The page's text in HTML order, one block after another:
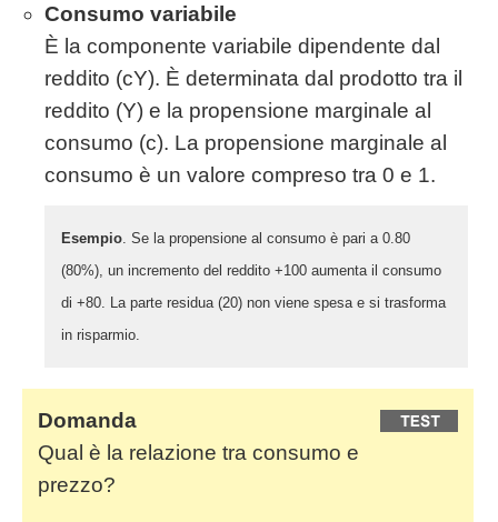
Consumo variabile
È la componente variabile dipendente dal
reddito (cY). È determinata dal prodotto tra il
reddito (Y) e la propensione marginale al
consumo (c). La propensione marginale al
consumo è un valore compreso tra 0 e 1.
Esempio . Se la propensione al consumo è pari a 0.80
(80%), un incremento del reddito +100 aumenta il consumo
di +80. La parte residua (20) non viene spesa e si trasforma
in risparmio.
Domanda
Qual è la relazione tra consumo e
prezzo?